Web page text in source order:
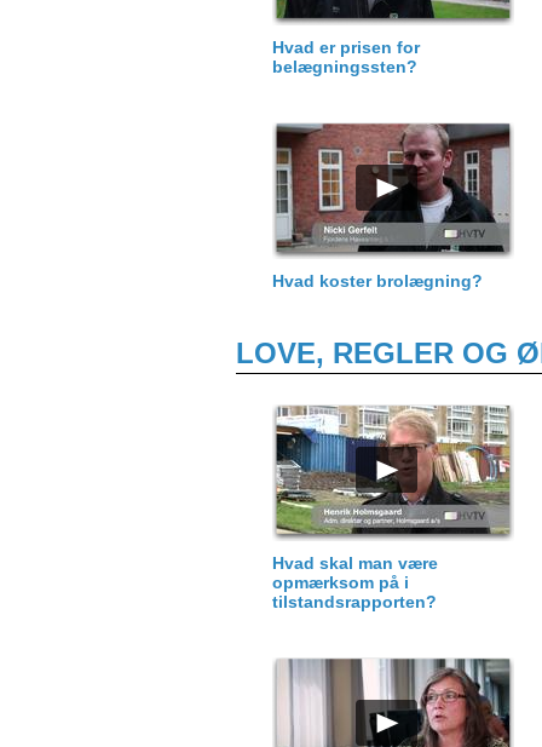
Hvad er prisen for
belægningssten?
Hvad koster brolægning?
LOVE, REGLER OG
Hvad skal man være
opmærksom på i
tilstandsrapporten?